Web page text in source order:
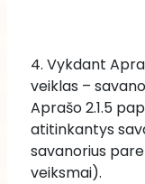
4. Vykdant
veiklas –
Aprašo 2.1.5
atitinkantys
savanorius
veiksmai).